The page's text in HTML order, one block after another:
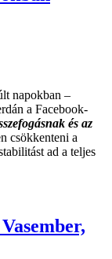
napokban –
a Facebook-
és az
csökkenteni a
ad a teljes